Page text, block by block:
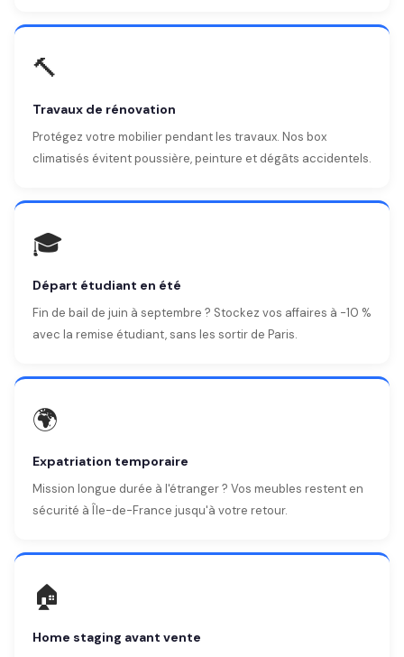
🔨
Travaux de rénovation
Protégez votre mobilier pendant les travaux. Nos box
climatisés évitent poussière, peinture et dégâts accidentels.
🎓
Départ étudiant en été
Fin de bail de juin à septembre ? Stockez vos affaires à -10 %
avec la remise étudiant, sans les sortir de Paris.
🌍
Expatriation temporaire
Mission longue durée à l'étranger ? Vos meubles restent en
sécurité à Île-de-France jusqu'à votre retour.
🏠
Home staging avant vente